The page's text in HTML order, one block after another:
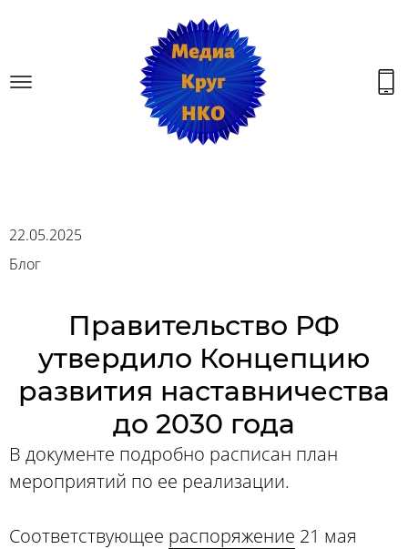
22.05.2025
Блог
Правительство РФ
утвердило Концепцию
развития наставничества
до 2030 года
В документе подробно расписан план
мероприятий по ее реализации.
Соответствующее распоряжение 21 мая